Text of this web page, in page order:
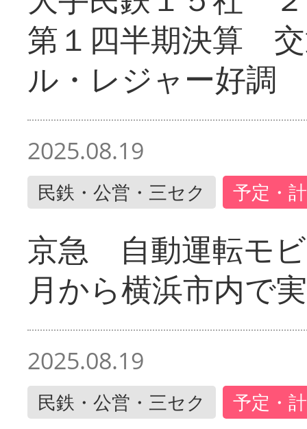
第１四半期決算
ル・レジャー好調
2025.08.19
民鉄・公営・三セク 予定・
京急 自動運転モ
月から横浜市内で
2025.08.19
民鉄・公営・三セク 予定・